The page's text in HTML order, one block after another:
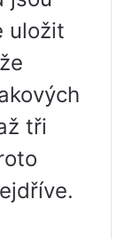
uložit
tři